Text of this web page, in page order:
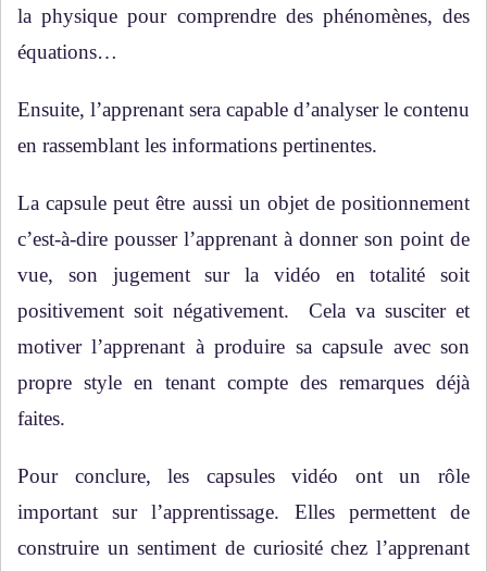
la physique pour comprendre des phénomènes, des
équations…
Ensuite, l’apprenant sera capable d’analyser le contenu
en rassemblant les informations pertinentes.
La capsule peut être aussi un objet de positionnement
c’est-à-dire pousser l’apprenant à donner son point de
vue, son jugement sur la vidéo en totalité soit
positivement soit négativement. Cela va susciter et
motiver l’apprenant à produire sa capsule avec son
propre style en tenant compte des remarques déjà
faites.
Pour conclure, les capsules vidéo ont un rôle
important sur l’apprentissage. Elles permettent de
construire un sentiment de curiosité chez l’apprenant